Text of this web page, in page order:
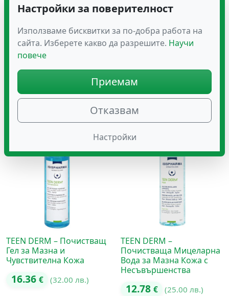
PEDIAKID Репелент
Спрей за Деца Против
14.83€ (29.00 лв.)
Ексфолиращ Гел за
Почистване на Мазна
Кожа 150мл
15.34
TEEN DERM – Почистващ
Гел за Мазна и
Чувствителна Кожа
16.36 € (32.00 лв.)
TEEN DERM –
Почистваща Мицеларна
Вода за Мазна Кожа с
Несъвършенства
12.78 € (25.00 лв.)
Настройки за поверителност
Използваме бисквитки за по-добра работа на
сайта. Изберете какво да разрешите. Научи
повече
Приемам
Отказвам
Настройки